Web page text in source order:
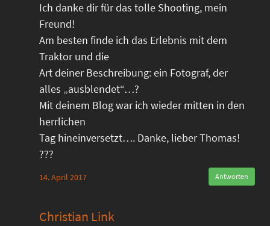
Ich danke dir für das tolle Shooting, mein
Freund!
Am besten finde ich das Erlebnis mit dem
Traktor und die
Art deiner Beschreibung: ein Fotograf, der
alles „ausblendet“…?
Mit deinem Blog war ich wieder mitten in den
herrlichen
Tag hineinversetzt…. Danke, lieber Thomas!
???
14. April 2017 Antworten
Christian Link